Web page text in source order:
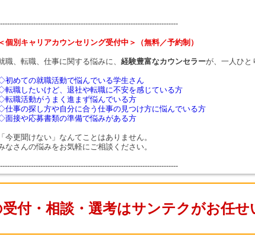
＜個別キャリアカウンセリング受付中＞（無料／予約制）
職、転職、仕事に関する悩みに、 経験豊富なカウンセラーが、一人ひと
初めての就職活動で悩んでいる学生さん
転職したいけど、退社や転職に不安を感じている方
転職活動がうまく進まず悩んでいる方
仕事の探し方や自分に合う仕事の見つけ方に悩んでいる方
面接や応募書類の準備で悩みがある方
「今更聞けない」なんてことはありません。
なさんの悩みをお気軽にご相談ください。
付・相談・選考はサンテクがお任せ